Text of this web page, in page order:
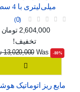
تنظیم، موجود در دو
سفید و مشکی
0
قیمت عادی
قیمت
2,604,000 تومان
تخفیف!
‎-80%
Was 13,020,000 تومان
مایع ریز اتوماتیک